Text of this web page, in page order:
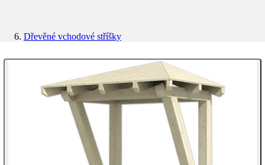
Dřevěné vchodové stříšky